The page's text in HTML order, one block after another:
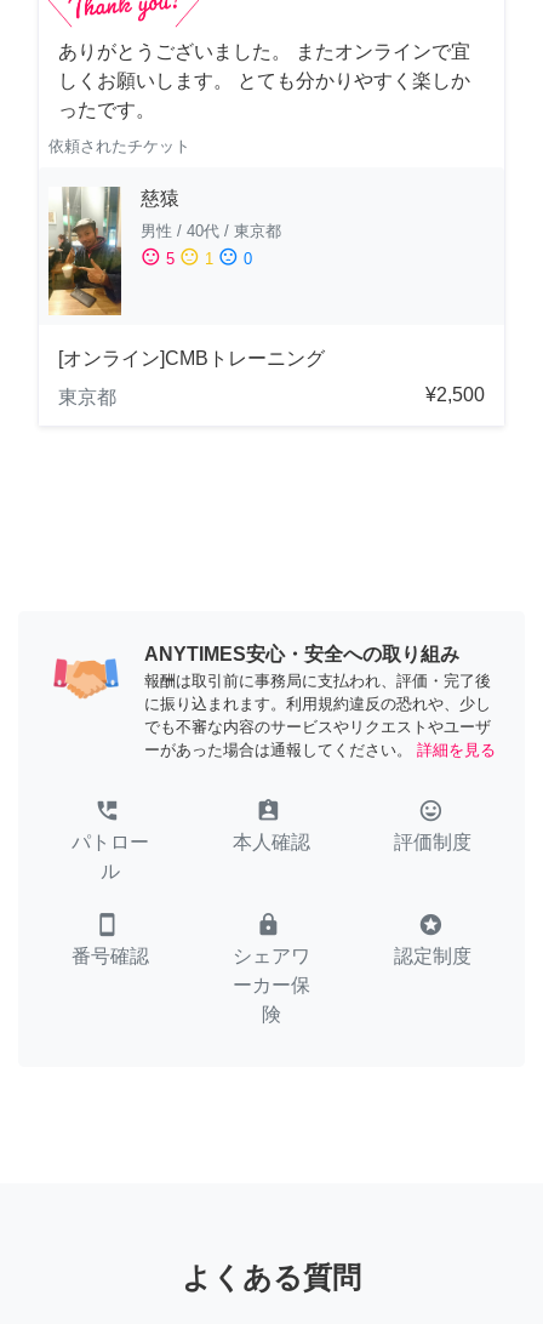
ありがとうございました。 またオンラインで宜
しくお願いします。 とても分かりやすく楽しか
ったです。
依頼されたチケット
慈猿
男性 / 40代 / 東京都
sentiment_satisfied 5 sentiment_neutral 1 sentiment_dissatisfied 0
[オンライン]CMBトレーニング
東京都
¥2,500
ANYTIMES安心・安全への取り組み
報酬は取引前に事務局に支払われ、評価・完了後
に振り込まれます。利用規約違反の恐れや、少し
でも不審な内容のサービスやリクエストやユーザ
ーがあった場合は通報してください。
詳細を見る
perm_phone_msg
パトロー
ル
assignment_ind
本人確認
tag_faces
評価制度
smartphone
番号確認
lock
シェアワ
ーカー保
険
stars
認定制度
よくある質問